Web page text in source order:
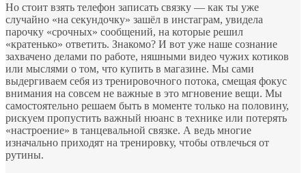
Но стоит взять телефон записать связку — как ты уже
случайно «на секундочку» зашёл в инстаграм, увидела
парочку «срочных» сообщений, на которые решил
«кратенько» ответить. Знакомо? И вот уже наше сознание
захвачено делами по работе, няшными видео чужих котиков
или мыслями о том, что купить в магазине. Мы сами
выдергиваем себя из тренировочного потока, смещая фокус
внимания на совсем не важные в это мгновение вещи. Мы
самостоятельно решаем быть в моменте только на половину,
рискуем пропустить важный нюанс в технике или потерять
«настроение» в танцевальной связке. А ведь многие
изначально приходят на тренировку, чтобы отвлечься от
рутины.